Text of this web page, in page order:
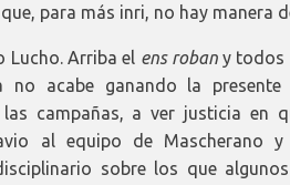
para más inri, no hay manera
Lucho. Arriba el ens robany todos
no acabe ganando la presente
campañas, a ver justicia en
al equipo de Mascherano y
sobre los que